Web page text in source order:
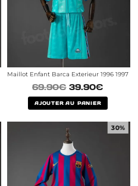
Maillot Enfant Barca Exterieur 1996 1997
69.90€ 39.90€
AJOUTER AU PANIER
30%